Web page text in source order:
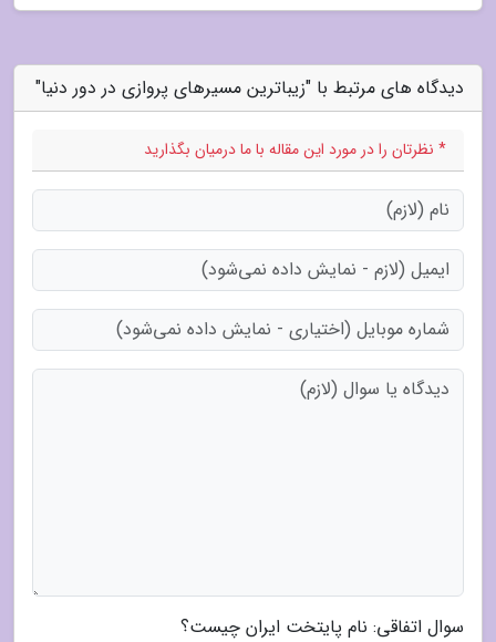
دیدگاه های مرتبط با "زیباترین مسیرهای پروازی در دور دنیا"
* نظرتان را در مورد این مقاله با ما درمیان بگذارید
سوال اتفاقی: نام پایتخت ایران چیست؟